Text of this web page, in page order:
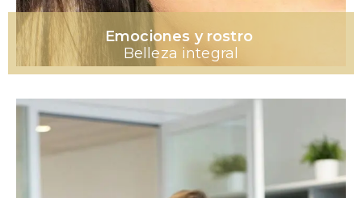
Emociones y rostro
Belleza integral